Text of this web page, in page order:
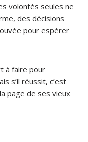
volontés seules ne
des décisions
pour espérer
à faire pour
s’il réussit, c’est
page de ses vieux